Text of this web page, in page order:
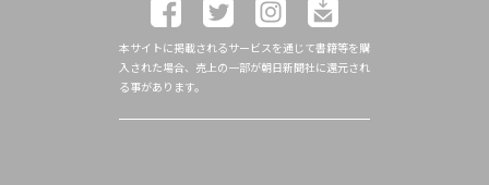
本サイトに掲載されるサービスを通じて書籍等を購
入された場合、売上の一部が朝日新聞社に還元され
る事があります。